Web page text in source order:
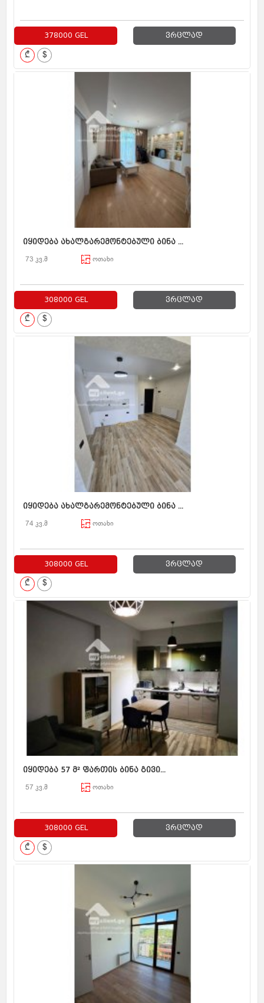
378000 GEL ვრცლად
₾ $
იყიდება ახალგარემონტებული ბინა ...
73 კვ.მ ოთახი
308000 GEL ვრცლად
₾ $
იყიდება ახალგარემონტებული ბინა ...
74 კვ.მ ოთახი
308000 GEL ვრცლად
₾ $
იყიდება 57 მ² ფართის ბინა გივი...
57 კვ.მ ოთახი
308000 GEL ვრცლად
₾ $